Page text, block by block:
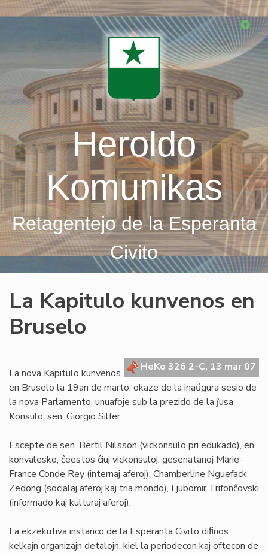
Skip
Heroldo
Komunikas
Retagentejo de la Esperanta
Civito
La Kapitulo kunvenos en
Bruselo
HeKo 326 2-C, 13 mar 07
La nova Kapitulo kunvenos
en Bruselo la 19an de marto, okaze de la inaŭgura sesio de
la nova Parlamento, unuafoje sub la prezido de la ĵusa
Konsulo, sen. Giorgio Silfer.
Escepte de sen. Bertil Nilsson (vickonsulo pri edukado), en
konvalesko, ĉeestos ĉiuj vickonsuloj: gesenatanoj Marie-
France Conde Rey (internaj aferoj), Chamberline Nguefack
Zedong (socialaj aferoj kaj tria mondo), Ljubomir Trifonĉovski
(informado kaj kulturaj aferoj).
La ekzekutiva instanco de la Esperanta Civito diﬁnos
kelkajn organizajn detalojn, kiel la periodecon kaj oftecon de